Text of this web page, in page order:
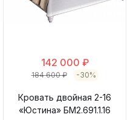
142 000 ₽
184 600 ₽ -30%
Кровать двойная 2-16
«Юстина» БМ2.691.1.16